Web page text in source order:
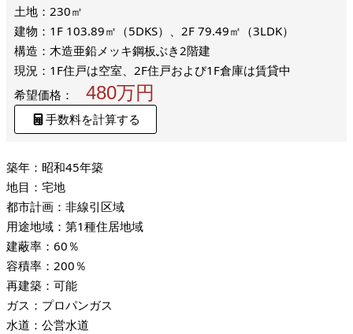
土地：230㎡
建物：1F 103.89㎡（5DKS）、2F 79.49㎡（3LDK）
構造：木造亜鉛メッキ鋼板ぶき2階建
現況：1F住戸は空室、2F住戸および1F倉庫は賃貸中
希望価格：
480万円
手数料を計算する
築年：昭和45年築
地目：宅地
都市計画：非線引区域
用途地域：第1種住居地域
建蔽率：60％
容積率：200％
再建築：可能
ガス：プロパンガス
水道：公営水道